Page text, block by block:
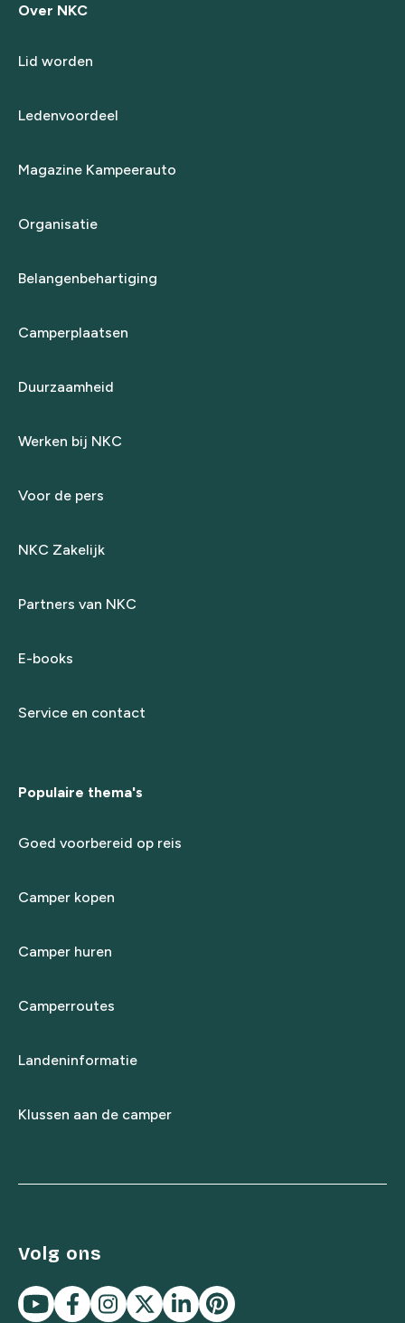
Over NKC
Lid worden
Ledenvoordeel
Magazine Kampeerauto
Organisatie
Belangenbehartiging
Camperplaatsen
Duurzaamheid
Werken bij NKC
Voor de pers
NKC Zakelijk
Partners van NKC
E-books
Service en contact
Populaire thema's
Goed voorbereid op reis
Camper kopen
Camper huren
Camperroutes
Landeninformatie
Klussen aan de camper
Volg ons